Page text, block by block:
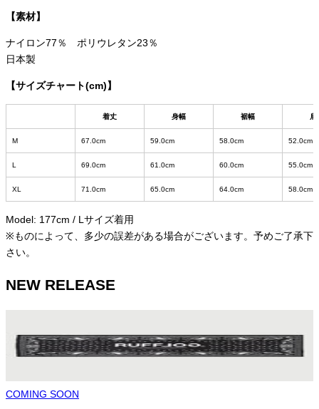
【素材】
ナイロン77％ ポリウレタン23％
日本製
【サイズチャート(cm)】
着丈 身幅 裾幅 肩
M 67.0cm 59.0cm 58.0cm 52.0cm
L 69.0cm 61.0cm 60.0cm 55.0cm
XL 71.0cm 65.0cm 64.0cm 58.0cm
Model: 177cm / Lサイズ着用
※ものによって、多少の誤差がある場合がございます。予めご了承下
さい。
NEW RELEASE
COMING SOON